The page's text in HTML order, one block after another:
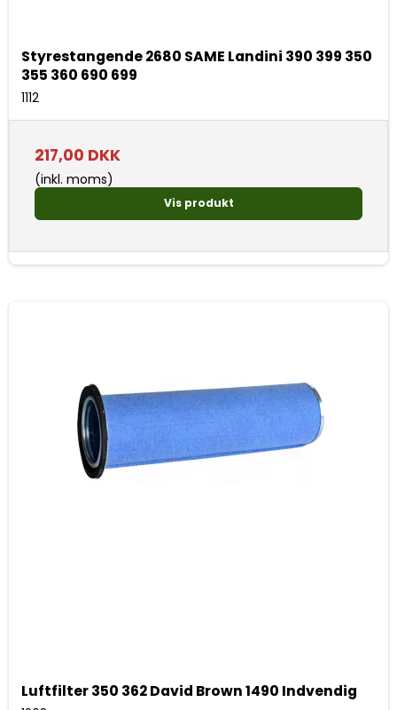
Styrestangende 2680 SAME Landini 390 399 350
355 360 690 699
1112
217,00 DKK
(inkl. moms)
Vis produkt
Luftfilter 350 362 David Brown 1490 Indvendig